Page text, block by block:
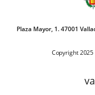
Plaza Mayor, 1. 47001
Copyright